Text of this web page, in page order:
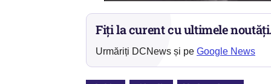
Fiți la curent cu ultimele
Urmăriți DCNews și pe Google News